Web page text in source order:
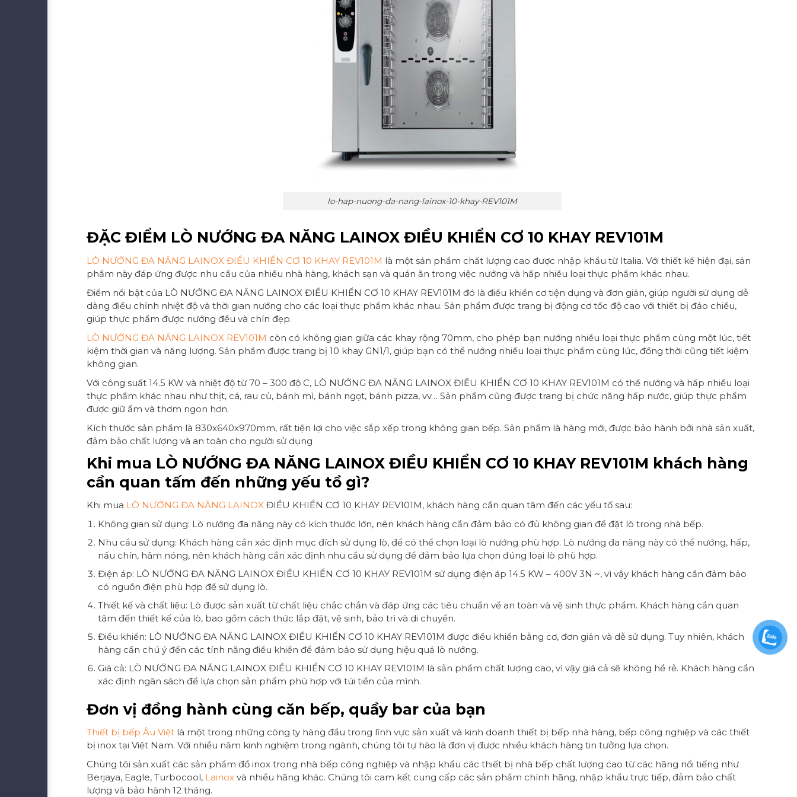
lo-hap-nuong-da-nang-lainox-10-khay-REV101M
ĐẶC ĐIỂM LÒ NƯỚNG ĐA NĂNG LAINOX ĐIỀU KHIỂN CƠ 10 KHAY REV101M
LÒ NƯỚNG ĐA NĂNG LAINOX ĐIỀU KHIỂN CƠ 10 KHAY REV101M là một sản phẩm chất lượng cao được nhập khẩu từ Italia. Với thiết kế hiện đại, sản
phẩm này đáp ứng được nhu cầu của nhiều nhà hàng, khách sạn và quán ăn trong việc nướng và hấp nhiều loại thực phẩm khác nhau.
Điểm nổi bật của LÒ NƯỚNG ĐA NĂNG LAINOX ĐIỀU KHIỂN CƠ 10 KHAY REV101M đó là điều khiển cơ tiện dụng và đơn giản, giúp người sử dụng dễ
dàng điều chỉnh nhiệt độ và thời gian nướng cho các loại thực phẩm khác nhau. Sản phẩm được trang bị động cơ tốc độ cao với thiết bị đảo chiều,
giúp thực phẩm được nướng đều và chín đẹp.
LÒ NƯỚNG ĐA NĂNG LAINOX REV101M còn có không gian giữa các khay rộng 70mm, cho phép bạn nướng nhiều loại thực phẩm cùng một lúc, tiết
kiệm thời gian và năng lượng. Sản phẩm được trang bị 10 khay GN1/1, giúp bạn có thể nướng nhiều loại thực phẩm cùng lúc, đồng thời cũng tiết kiệm
không gian.
Với công suất 14.5 KW và nhiệt độ từ 70 – 300 độ C, LÒ NƯỚNG ĐA NĂNG LAINOX ĐIỀU KHIỂN CƠ 10 KHAY REV101M có thể nướng và hấp nhiều loại
thực phẩm khác nhau như thịt, cá, rau củ, bánh mì, bánh ngọt, bánh pizza, vv… Sản phẩm cũng được trang bị chức năng hấp nước, giúp thực phẩm
được giữ ẩm và thơm ngon hơn.
Kích thước sản phẩm là 830x640x970mm, rất tiện lợi cho việc sắp xếp trong không gian bếp. Sản phẩm là hàng mới, được bảo hành bởi nhà sản xuất,
đảm bảo chất lượng và an toàn cho người sử dụng
Khi mua LÒ NƯỚNG ĐA NĂNG LAINOX ĐIỀU KHIỂN CƠ 10 KHAY REV101M khách hàng
cần quan tấm đến những yếu tồ gì?
Khi mua LÒ NƯỚNG ĐA NĂNG LAINOXĐIỀU KHIỂN CƠ 10 KHAY REV101M, khách hàng cần quan tâm đến các yếu tố sau:
Không gian sử dụng: Lò nướng đa năng này có kích thước lớn, nên khách hàng cần đảm bảo có đủ không gian để đặt lò trong nhà bếp.
Nhu cầu sử dụng: Khách hàng cần xác định mục đích sử dụng lò, để có thể chọn loại lò nướng phù hợp. Lò nướng đa năng này có thể nướng, hấp,
nấu chín, hâm nóng, nên khách hàng cần xác định nhu cầu sử dụng để đảm bảo lựa chọn đúng loại lò phù hợp.
Điện áp: LÒ NƯỚNG ĐA NĂNG LAINOX ĐIỀU KHIỂN CƠ 10 KHAY REV101M sử dụng điện áp 14.5 KW – 400V 3N ~, vì vậy khách hàng cần đảm bảo
có nguồn điện phù hợp để sử dụng lò.
Thiết kế và chất liệu: Lò được sản xuất từ chất liệu chắc chắn và đáp ứng các tiêu chuẩn về an toàn và vệ sinh thực phẩm. Khách hàng cần quan
tâm đến thiết kế của lò, bao gồm cách thức lắp đặt, vệ sinh, bảo trì và di chuyển.
Điều khiển: LÒ NƯỚNG ĐA NĂNG LAINOX ĐIỀU KHIỂN CƠ 10 KHAY REV101M được điều khiển bằng cơ, đơn giản và dễ sử dụng. Tuy nhiên, khách
hàng cần chú ý đến các tính năng điều khiển để đảm bảo sử dụng hiệu quả lò nướng.
Giá cả: LÒ NƯỚNG ĐA NĂNG LAINOX ĐIỀU KHIỂN CƠ 10 KHAY REV101M là sản phẩm chất lượng cao, vì vậy giá cả sẽ không hề rẻ. Khách hàng cần
xác định ngân sách để lựa chọn sản phẩm phù hợp với túi tiền của mình.
Đơn vị đồng hành cùng căn bếp, quầy bar của bạn
Thiết bị bếp Âu Việtlà một trong những công ty hàng đầu trong lĩnh vực sản xuất và kinh doanh thiết bị bếp nhà hàng, bếp công nghiệp và các thiết
bị inox tại Việt Nam. Với nhiều năm kinh nghiệm trong ngành, chúng tôi tự hào là đơn vị được nhiều khách hàng tin tưởng lựa chọn.
Chúng tôi sản xuất các sản phẩm đồ inox trong nhà bếp công nghiệp và nhập khẩu các thiết bị nhà bếp chất lượng cao từ các hãng nổi tiếng như
Berjaya, Eagle, Turbocool, Lainoxvà nhiều hãng khác. Chúng tôi cam kết cung cấp các sản phẩm chính hãng, nhập khẩu trực tiếp, đảm bảo chất
lượng và bảo hành 12 tháng.